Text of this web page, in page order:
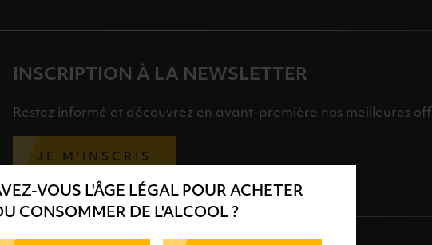
VOUS L'ÂGE LÉGAL POUR ACHETER
CONSOMMER DE L'ALCOOL ?
INSCRIPTION À LA NEWSLETTER
Restez informé et découvrez en avant-première nos meilleures
JE M'INSCRIS